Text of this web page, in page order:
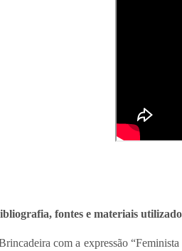
fontes e materiais
com a expressão “Feminista